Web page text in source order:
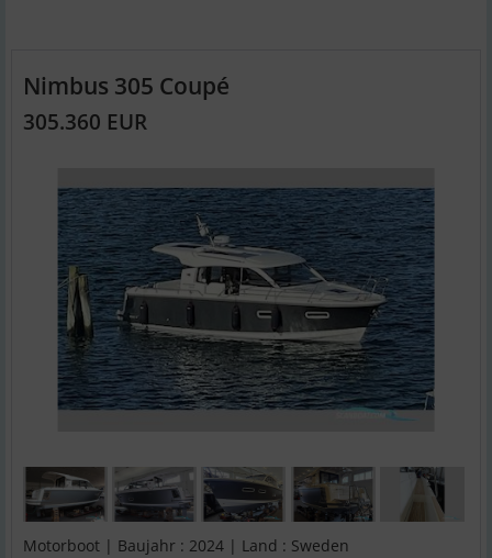
Nimbus 305 Coupé
305.360 EUR
Motorboot | Baujahr : 2024 | Land : Sweden